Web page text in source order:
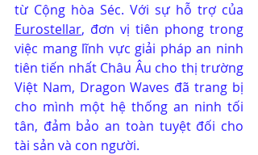
Eurostellar, đơn vị tiên phong trong
việc mang lĩnh vực giải pháp an ninh
tiên tiến nhất Châu Âu cho thị trường
Việt Nam, Dragon Waves đã trang bị
cho mình một hệ thống an ninh tối
tân, đảm bảo an toàn tuyệt đối cho
tài sản và con người.